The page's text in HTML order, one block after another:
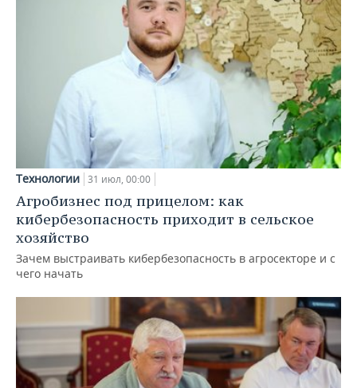
Технологии 31 июл, 00:00
Агробизнес под прицелом: как
кибербезопасность приходит в сельское
хозяйство
Зачем выстраивать кибербезопасность в агросекторе и с
чего начать